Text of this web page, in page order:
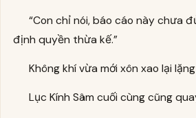
“Con chỉ nói, báo cáo này chưa
định quyền thừa kế.”
Không khí vừa mới xôn xao lại
Lục Kính Sâm cuối cùng cũng